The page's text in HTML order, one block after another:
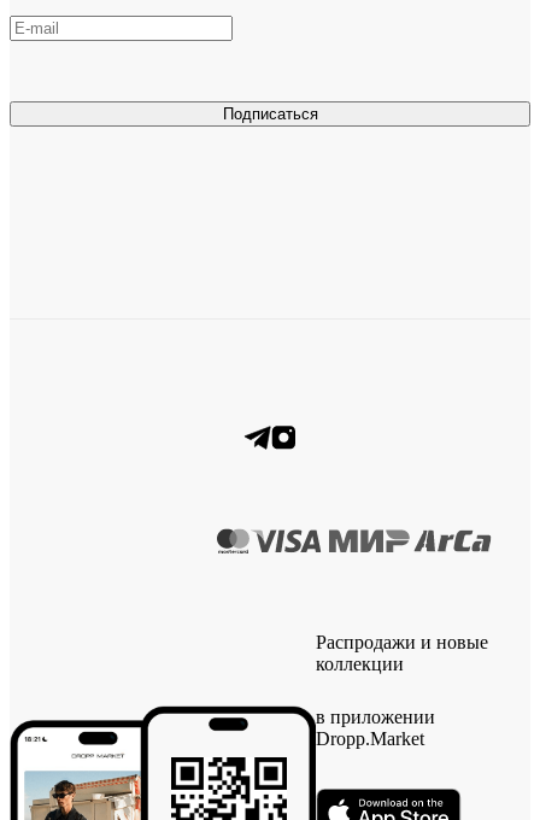
Подписаться
Распродажи и новые
коллекции
в приложении
Dropp.Market